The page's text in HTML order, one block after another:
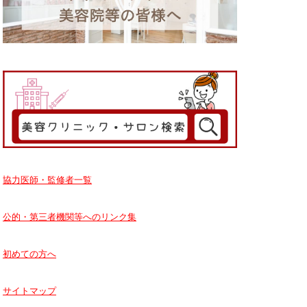
協力医師・監修者一覧
公的・第三者機関等へのリンク集
初めての方へ
サイトマップ